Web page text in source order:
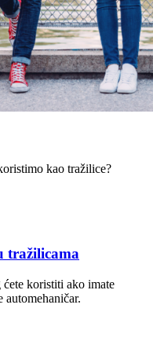
kao tražilice?
tražilicama
koristiti ako imate
automehaničar.